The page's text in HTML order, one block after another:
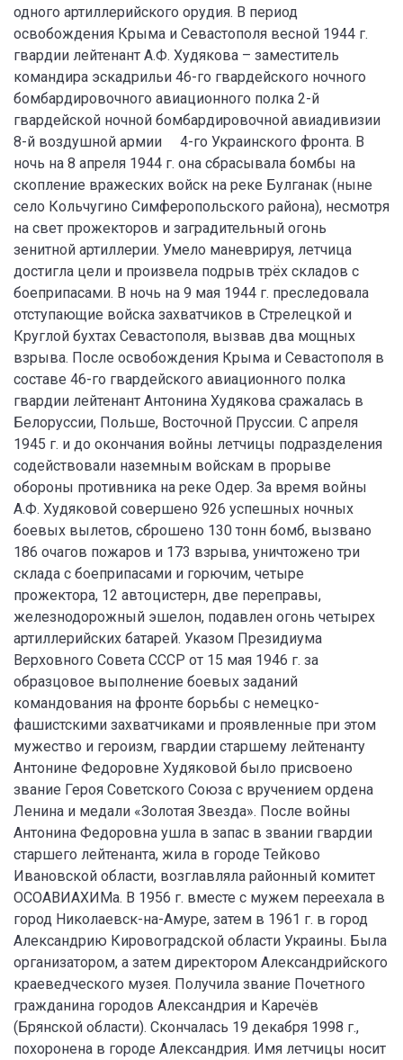
одного артиллерийского орудия. В период
освобождения Крыма и Севастополя весной 1944 г.
гвардии лейтенант А.Ф. Худякова – заместитель
командира эскадрильи 46-го гвардейского ночного
бомбардировочного авиационного полка 2-й
гвардейской ночной бомбардировочной авиадивизии
8-й воздушной армии 4-го Украинского фронта. В
ночь на 8 апреля 1944 г. она сбрасывала бомбы на
скопление вражеских войск на реке Булганак (ныне
село Кольчугино Симферопольского района), несмотря
на свет прожекторов и заградительный огонь
зенитной артиллерии. Умело маневрируя, летчица
достигла цели и произвела подрыв трёх складов с
боеприпасами. В ночь на 9 мая 1944 г. преследовала
отступающие войска захватчиков в Стрелецкой и
Круглой бухтах Севастополя, вызвав два мощных
взрыва. После освобождения Крыма и Севастополя в
составе 46-го гвардейского авиационного полка
гвардии лейтенант Антонина Худякова сражалась в
Белоруссии, Польше, Восточной Пруссии. С апреля
1945 г. и до окончания войны летчицы подразделения
содействовали наземным войскам в прорыве
обороны противника на реке Одер. За время войны
А.Ф. Худяковой совершено 926 успешных ночных
боевых вылетов, сброшено 130 тонн бомб, вызвано
186 очагов пожаров и 173 взрыва, уничтожено три
склада с боеприпасами и горючим, четыре
прожектора, 12 автоцистерн, две переправы,
железнодорожный эшелон, подавлен огонь четырех
артиллерийских батарей. Указом Президиума
Верховного Совета СССР от 15 мая 1946 г. за
образцовое выполнение боевых заданий
командования на фронте борьбы с немецко-
фашистскими захватчиками и проявленные при этом
мужество и героизм, гвардии старшему лейтенанту
Антонине Федоровне Худяковой было присвоено
звание Героя Советского Союза с вручением ордена
Ленина и медали «Золотая Звезда». После войны
Антонина Федоровна ушла в запас в звании гвардии
старшего лейтенанта, жила в городе Тейково
Ивановской области, возглавляла районный комитет
ОСОАВИАХИМа. В 1956 г. вместе с мужем переехала в
город Николаевск-на-Амуре, затем в 1961 г. в город
Александрию Кировоградской области Украины. Была
организатором, а затем директором Александрийского
краеведческого музея. Получила звание Почетного
гражданина городов Александрия и Каречёв
(Брянской области). Скончалась 19 декабря 1998 г.,
похоронена в городе Александрия. Имя летчицы носит